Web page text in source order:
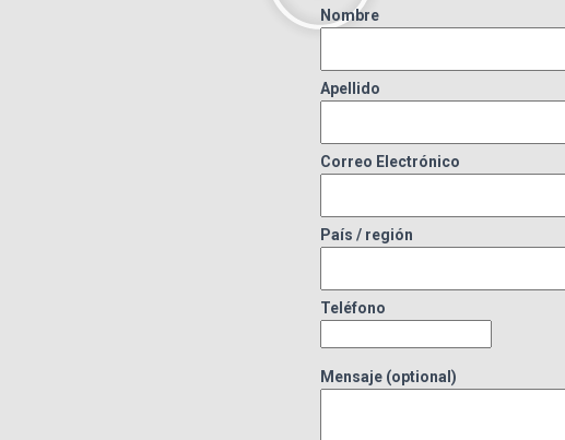
Nombre
Apellido
Correo Electrónico
País / región
Teléfono
Mensaje (optional)